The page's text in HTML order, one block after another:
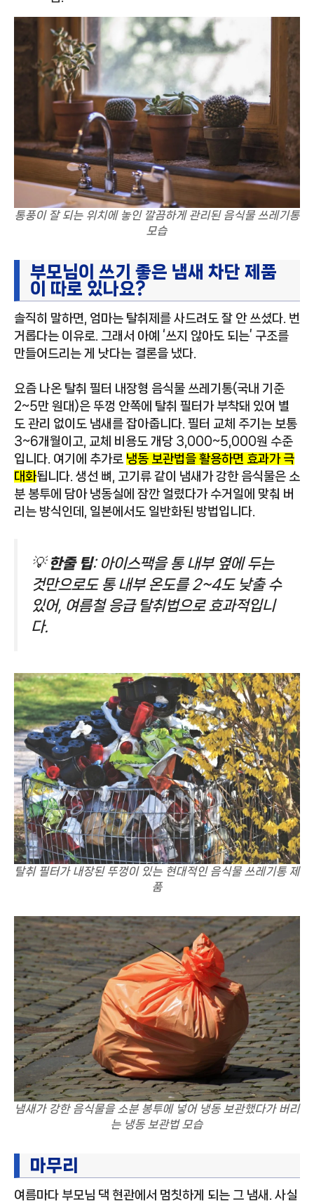
통풍이 잘 되는 위치에 놓인 깔끔하게 관리된 음식물 쓰레기통
모습
부모님이 쓰기 좋은 냄새 차단 제품
이 따로 있나요?
솔직히 말하면, 엄마는 탈취제를 사드려도 잘 안 쓰셨다. 번
거롭다는 이유로. 그래서 아예 ‘쓰지 않아도 되는’ 구조를
만들어드리는 게 낫다는 결론을 냈다.
요즘 나온 탈취 필터 내장형 음식물 쓰레기통(국내 기준
2~5만 원대)은 뚜껑 안쪽에 탈취 필터가 부착돼 있어 별
도 관리 없이도 냄새를 잡아줍니다. 필터 교체 주기는 보통
3~6개월이고, 교체 비용도 개당 3,000~5,000원 수준
입니다. 여기에 추가로 냉동 보관법을 활용하면 효과가 극
대화됩니다. 생선 뼈, 고기류 같이 냄새가 강한 음식물은 소
분 봉투에 담아 냉동실에 잠깐 얼렸다가 수거일에 맞춰 버
리는 방식인데, 일본에서도 일반화된 방법입니다.
💡 한줄 팁: 아이스팩을 통 내부 옆에 두는
것만으로도 통 내부 온도를 2~4도 낮출 수
있어, 여름철 응급 탈취법으로 효과적입니
다.
탈취 필터가 내장된 뚜껑이 있는 현대적인 음식물 쓰레기통 제
품
냄새가 강한 음식물을 소분 봉투에 넣어 냉동 보관했다가 버리
는 냉동 보관법 모습
마무리
여름마다 부모님 댁 현관에서 멈칫하게 되는 그 냄새. 사실